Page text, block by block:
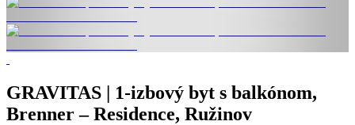
GRAVITAS | 1-izbový byt s balkónom,
Brenner – Residence, Ružinov